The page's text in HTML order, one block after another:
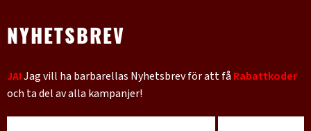
NYHETSBREV
JA!Jag vill ha barbarellas Nyhetsbrev för att fåRabattkoder
och ta del av alla kampanjer!